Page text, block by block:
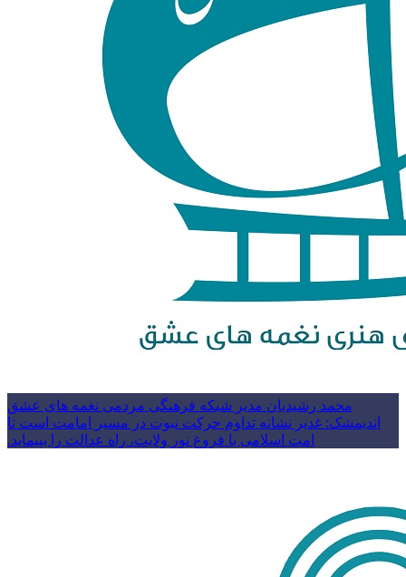
محمد رشیدیان مدیر شبکه فرهنگی مردمی نغمه های عشق
اندیمشک: غدیر نشانه تداوم حرکت نبوت در مسیر امامت است تا
امت اسلامی با فروغ نور ولایت، راه عدالت را بپیماید.